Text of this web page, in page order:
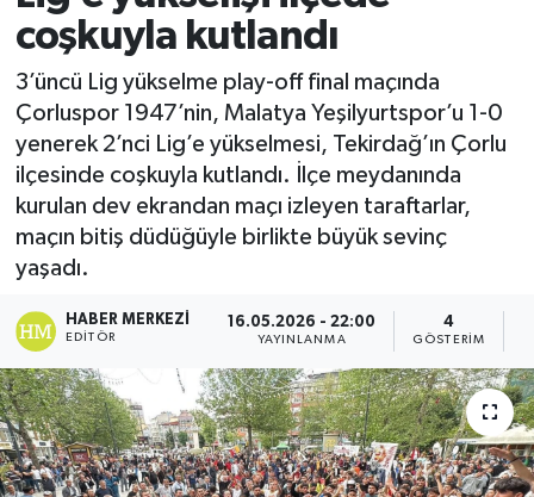
coşkuyla kutlandı
3’üncü Lig yükselme play-off final maçında
Çorluspor 1947’nin, Malatya Yeşilyurtspor’u 1-0
yenerek 2’nci Lig’e yükselmesi, Tekirdağ’ın Çorlu
ilçesinde coşkuyla kutlandı. İlçe meydanında
kurulan dev ekrandan maçı izleyen taraftarlar,
maçın bitiş düdüğüyle birlikte büyük sevinç
yaşadı.
HABER MERKEZI
EDITÖR
16.05.2026 - 22:00
YAYINLANMA
4
GÖSTERIM